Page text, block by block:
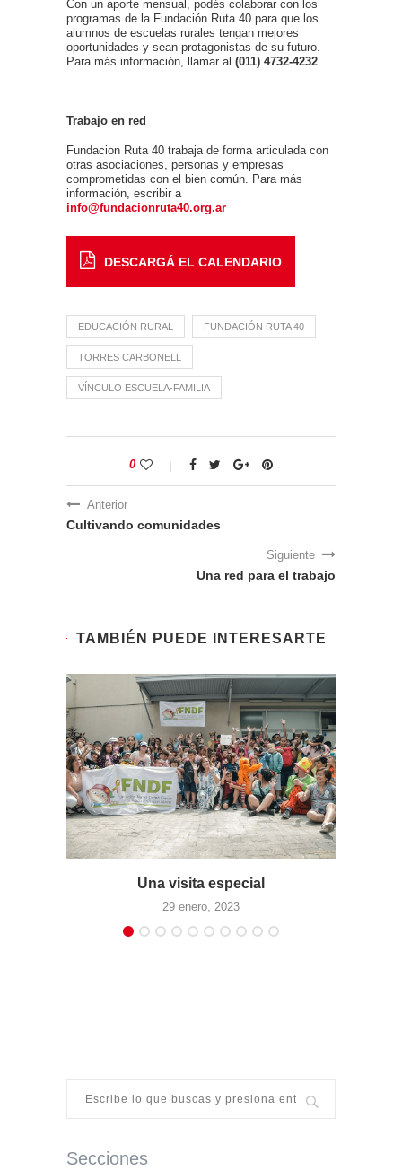
Con un aporte mensual, podés colaborar con los
programas de la Fundación Ruta 40 para que los
alumnos de escuelas rurales tengan mejores
oportunidades y sean protagonistas de su futuro.
Para más información, llamar al (011) 4732-4232
Trabajo en red
Fundacion Ruta 40 trabaja de forma articulada con
otras asociaciones, personas y empresas
comprometidas con el bien común. Para más
información, escribir a
info@fundacionruta40.org.ar
DESCARGÁ EL CALENDARIO
EDUCACIÓN RURAL FUNDACIÓN RUTA 40
TORRES CARBONELL
VÍNCULO ESCUELA-FAMILIA
0
Anterior
Cultivando comunidades
Siguiente
Una red para el trabajo
TAMBIÉN PUEDE INTERESARTE
Una visita especial
29 enero, 2023
Secciones